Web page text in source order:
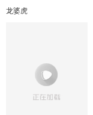
龙婆虎